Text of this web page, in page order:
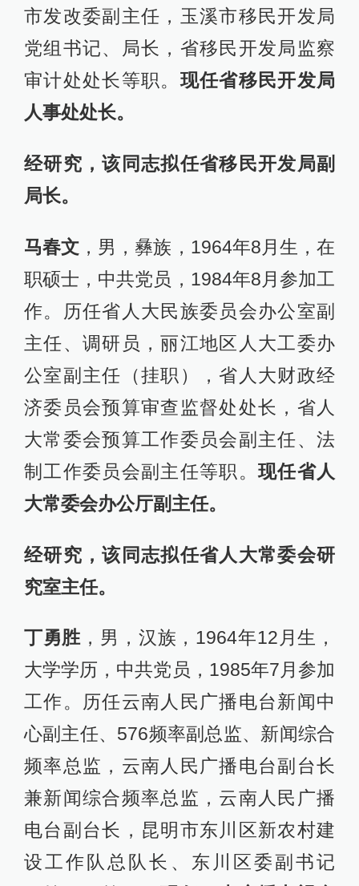
市发改委副主任，玉溪市移民开发局
党组书记、局长，省移民开发局监察
审计处处长等职。现任省移民开发局
人事处处长。
经研究，该同志拟任省移民开发局副
局长。
马春文 ，男，彝族，1964年8月生，在
职硕士，中共党员，1984年8月参加工
作。历任省人大民族委员会办公室副
主任、调研员，丽江地区人大工委办
公室副主任（挂职），省人大财政经
济委员会预算审查监督处处长，省人
大常委会预算工作委员会副主任、法
制工作委员会副主任等职。现任省人
大常委会办公厅副主任。
经研究，该同志拟任省人大常委会研
究室主任。
丁勇胜 ，男，汉族，1964年12月生，
大学学历，中共党员，1985年7月参加
工作。历任云南人民广播电台新闻中
心副主任、576频率副总监、新闻综合
频率总监，云南人民广播电台副台长
兼新闻综合频率总监，云南人民广播
电台副台长，昆明市东川区新农村建
设工作队总队长、东川区委副书记